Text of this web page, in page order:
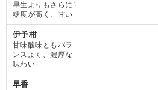
早生よりもさらに1
糖度が高く、甘い
伊予柑
甘味酸味ともパラ
ンスよく、濃厚な
味わい
早香